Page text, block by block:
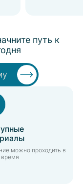
путь к
можно проходить в